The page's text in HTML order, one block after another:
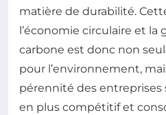
matière de durabilité.
l’économie circulaire et la
carbone est donc non
pour l’environnement,
pérennité des
en plus compétitif et